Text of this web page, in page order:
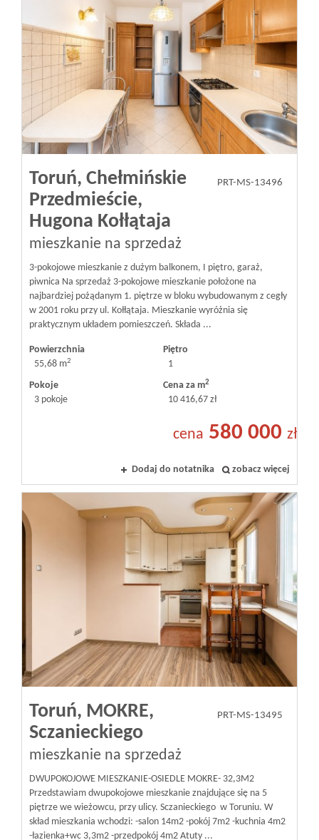
Toruń, Chełmińskie
Przedmieście,
Hugona Kołłątaja
mieszkanie na sprzedaż
PRT-MS-13496
3-pokojowe mieszkanie z dużym balkonem, I piętro, garaż,
piwnica Na sprzedaż 3-pokojowe mieszkanie położone na
najbardziej pożądanym 1. piętrze w bloku wybudowanym z cegły
w 2001 roku przy ul. Kołłątaja. Mieszkanie wyróżnia się
praktycznym układem pomieszczeń. Składa ...
Powierzchnia
55,68 m2
Piętro
1
Pokoje
3 pokoje
Cena za m2
10 416,67 zł
cena 580 000 zł
Dodaj do notatnika zobacz więcej
Toruń, MOKRE,
Sczanieckiego
mieszkanie na sprzedaż
PRT-MS-13495
DWUPOKOJOWE MIESZKANIE-OSIEDLE MOKRE- 32,3M2
Przedstawiam dwupokojowe mieszkanie znajdujące się na 5
piętrze we wieżowcu, przy ulicy. Sczanieckiego w Toruniu. W
skład mieszkania wchodzi: -salon 14m2 -pokój 7m2 -kuchnia 4m2
-łazienka+wc 3,3m2 -przedpokój 4m2 Atuty ...